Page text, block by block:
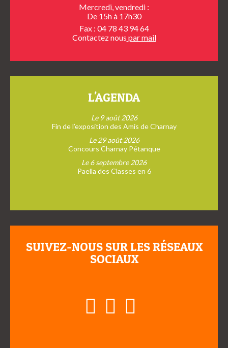
Mercredi, vendredi :
De 15h à 17h30
Fax : 04 78 43 94 64
Contactez nous par mail
L'AGENDA
Le 9 août 2026
Fin de l’exposition des Amis de Charnay
Le 29 août 2026
Concours Charnay Pétanque
Le 6 septembre 2026
Paella des Classes en 6
SUIVEZ-NOUS SUR LES RÉSEAUX
SOCIAUX